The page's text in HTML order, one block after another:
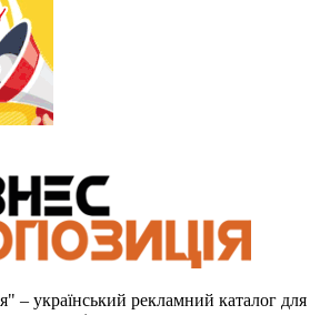
– український рекламний каталог для